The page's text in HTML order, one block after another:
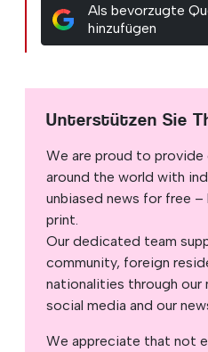
Als bevorzugte
hinzufügen
Unterstützen Sie
We are proud to provide
around the world with
unbiased news for free –
print.
Our dedicated team
community, foreign
nationalities through our
social media and our
We appreciate that not